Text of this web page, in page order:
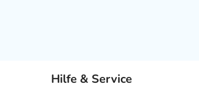
Hilfe & Service